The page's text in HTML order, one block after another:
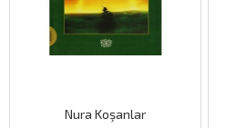
Nura Koşanlar